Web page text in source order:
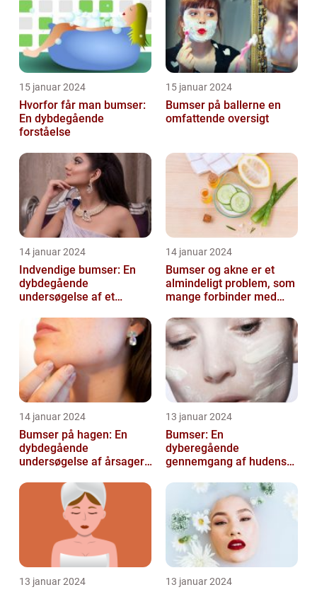
15 januar 2024
Hvorfor får man bumser:
En dybdegående
forståelse
15 januar 2024
Bumser på ballerne en
omfattende oversigt
14 januar 2024
Indvendige bumser: En
dybdegående
undersøgelse af et
14 januar 2024
Bumser og akne er et
almindeligt problem, som
mange forbinder med
14 januar 2024
Bumser på hagen: En
dybdegående
undersøgelse af årsager,
forebyggelse
13 januar 2024
Bumser: En
dyberegående
gennemgang af hudens
13 januar 2024 13 januar 2024